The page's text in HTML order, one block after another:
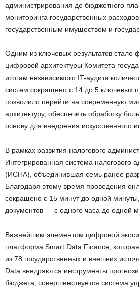
администрирования до бюджетного
мониторинга государственных
государственным имуществом и
Одним из ключевых результатов стало
цифровой архитектуры Комитета
итогам независимого IT-аудита
систем сокращено с 14 до 5 ключевых
позволило перейти на современную
архитектуру, обеспечить обработку
основу для внедрения искусственного
В рамках развития налогового
Интегрированная система налогового
(ИСНА), объединившая семь ранее
Благодаря этому время проведения
сокращено с 15 минут до одной
документов — с одного часа до одной
Важнейшим элементом цифровой
платформа Smart Data Finance,
из 78 государственных и внешних
Data внедряются инструменты
бюджета, совершенствуется система